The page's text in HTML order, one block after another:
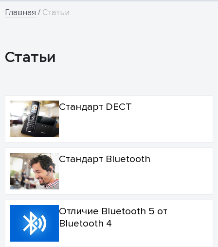
Главная / Статьи
Статьи
Стандарт DECT
Стандарт Bluetooth
Отличие Bluetooth 5 от
Bluetooth 4